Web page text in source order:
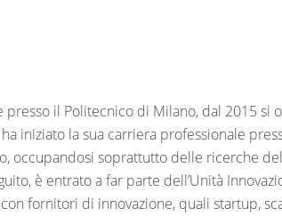
il Politecnico di Milano, dal 2015 si
iniziato la sua carriera professionale
occupandosi soprattutto delle ricerche
è entrato a far parte dell’Unità
fornitori di innovazione, quali startup,